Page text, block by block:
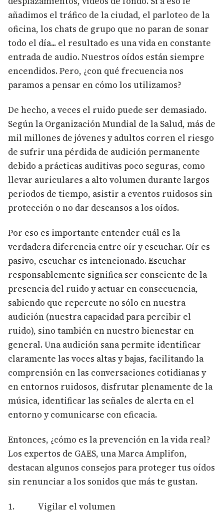
añadimos el tráfico de la ciudad, el parloteo de la
oficina, los chats de grupo que no paran de sonar
todo el día... el resultado es una vida en constante
entrada de audio. Nuestros oídos están siempre
encendidos. Pero, ¿con qué frecuencia nos
paramos a pensar en cómo los utilizamos?
De hecho, a veces el ruido puede ser demasiado.
Según la Organización Mundial de la Salud, más de
mil millones de jóvenes y adultos corren el riesgo
de sufrir una pérdida de audición permanente
debido a prácticas auditivas poco seguras, como
llevar auriculares a alto volumen durante largos
periodos de tiempo, asistir a eventos ruidosos sin
protección o no dar descansos a los oídos.
Por eso es importante entender cuál es la
verdadera diferencia entre oír y escuchar. Oír es
pasivo, escuchar es intencionado. Escuchar
responsablemente significa ser consciente de la
presencia del ruido y actuar en consecuencia,
sabiendo que repercute no sólo en nuestra
audición (nuestra capacidad para percibir el
ruido), sino también en nuestro bienestar en
general. Una audición sana permite identificar
claramente las voces altas y bajas, facilitando la
comprensión en las conversaciones cotidianas y
en entornos ruidosos, disfrutar plenamente de la
música, identificar las señales de alerta en el
entorno y comunicarse con eficacia.
Entonces, ¿cómo es la prevención en la vida real?
Los expertos de GAES, una Marca Amplifon,
destacan algunos consejos para proteger tus oídos
sin renunciar a los sonidos que más te gustan.
1. Vigilar el volumen